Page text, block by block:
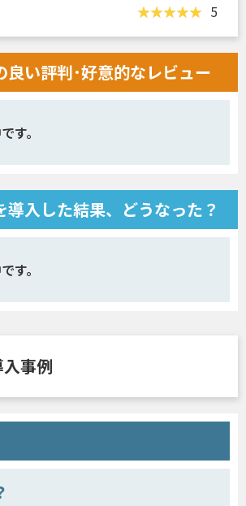
5
い評判･好意的なレビュー
す。
入した結果、どうなった？
す。
事例